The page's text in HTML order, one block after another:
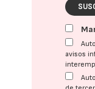
avisos